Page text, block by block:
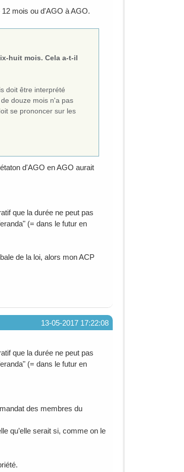
mois ou d'AGO à AGO.
huit mois. Cela a-t-il
doit être interprété
douze mois n'a pas
se prononcer sur les
d'AGO en AGO aurait
que la durée ne peut pas
(= dans le futur en
de la loi, alors mon ACP
13-05-2017 17:22:08
que la durée ne peut pas
(= dans le futur en
des membres du
qu’elle serait si, comme on le